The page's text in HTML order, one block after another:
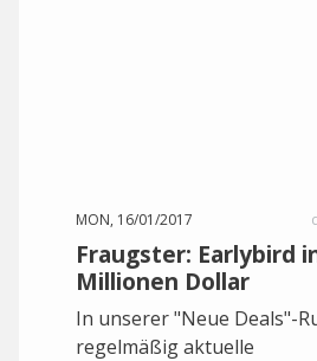
MON, 16/01/2017
Fraugster: Earlybird
Millionen Dollar
In unserer "Neue Deals"-
regelmäßig aktuelle